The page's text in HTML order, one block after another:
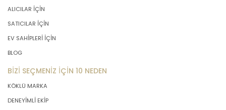
ALICILAR İÇİN
SATICILAR İÇİN
EV SAHİPLERİ İÇİN
BLOG
BİZİ SEÇMENİZ İÇİN 10 NEDEN
KÖKLÜ MARKA
DENEYİMLİ EKİP